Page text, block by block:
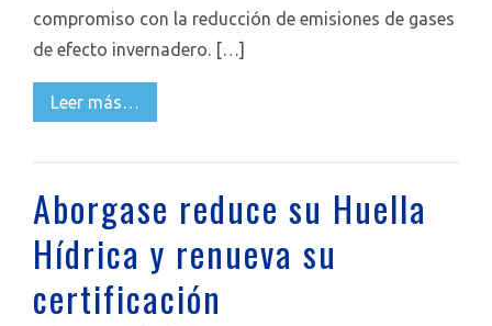
compromiso con la reducción de emisiones de gases
de efecto invernadero. […]
Leer más…
Aborgase reduce su Huella
Hídrica y renueva su
certificación